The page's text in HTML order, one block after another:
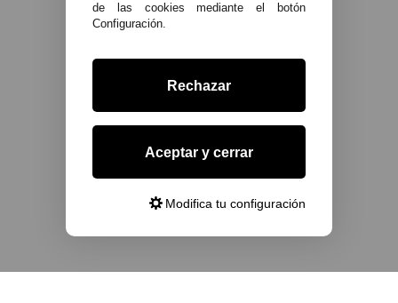
de las cookies mediante el botón
Configuración.
Rechazar
Aceptar y cerrar
Modifica tu configuración